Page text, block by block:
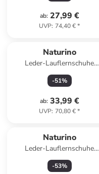
ab: 27,99 €
UVP: 74,40 €*
Naturino
Leder-Lauflernschuhe
"Cocoon" in Rosa
-51%
ab: 33,99 €
UVP: 70,80 €*
Naturino
Leder-Lauflernschuhe
"Cocoon" in Anthrazit
-53%